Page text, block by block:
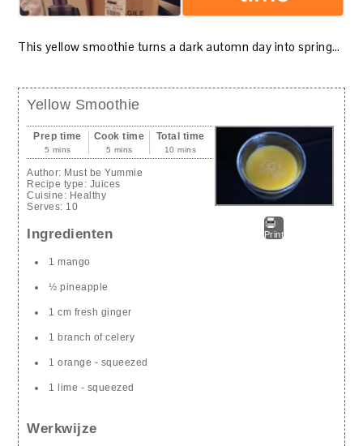
This yellow smoothie turns a dark automn day into spring…
Yellow Smoothie
Print
Prep time
5 mins
Cook time
5 mins
Total time
10 mins
Author: Must be Yummie
Recipe type: Juices
Cuisine: Healthy
Serves: 10
Ingredienten
1 mango
½ pineapple
1 cm fresh ginger
1 branch of celery
1 orange - squeezed
1 lime - squeezed
Werkwijze